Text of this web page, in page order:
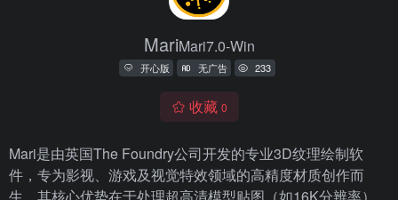
MariMari7.0-Win
开心版 无广告 233
收藏 0
Mari是由英国The Foundry公司开发的专业3D纹理绘制软
件，专为影视、游戏及视觉特效领域的高精度材质创作而